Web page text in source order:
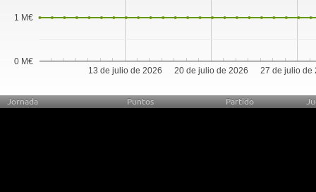
13 de julio de 2026 20 de julio de 2026 27 de julio de
0 M€
1 M€
Jornada Puntos Partido